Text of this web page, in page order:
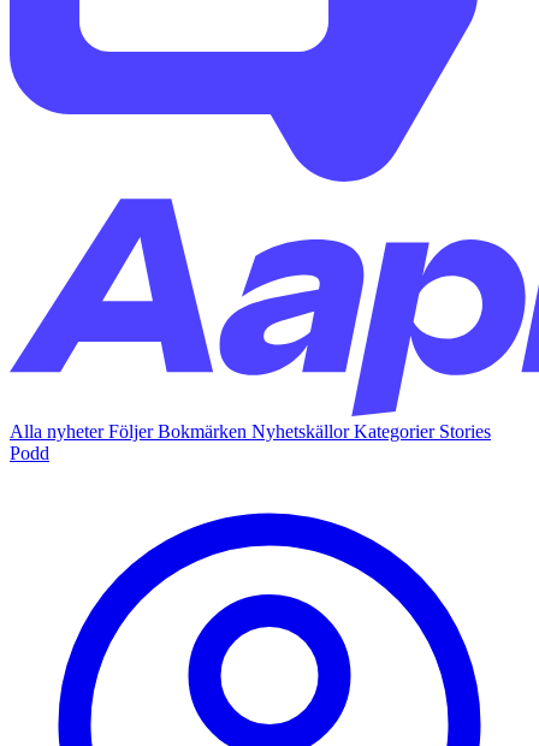
Alla nyheterFöljerBokmärken NyhetskällorKategorier Stories
Podd